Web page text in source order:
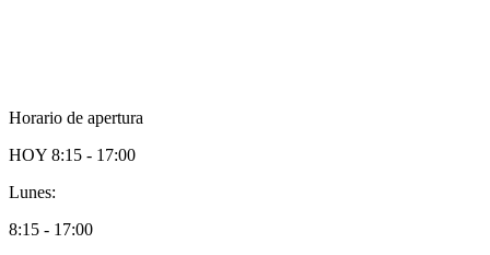
Horario de apertura
HOY 8:15 - 17:00
Lunes:
8:15 - 17:00